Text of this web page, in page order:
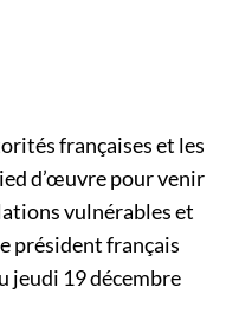
françaises et les
d’œuvre pour venir
vulnérables et
président français
jeudi 19 décembre